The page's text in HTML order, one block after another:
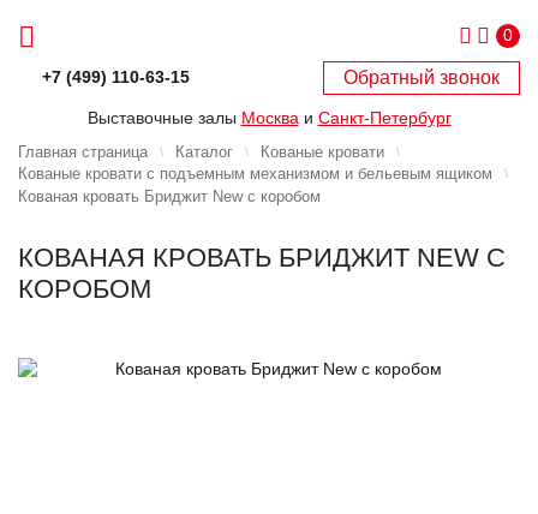
0
+7 (499) 110-63-15 Обратный звонок
Выставочные залы Москва и Санкт-Петербург
Главная страница Каталог
Кованые кровати
Кованые кровати с подъемным механизмом и бельевым ящиком
Кованая кровать Бриджит New с коробом
КОВАНАЯ КРОВАТЬ БРИДЖИТ NEW С
КОРОБОМ